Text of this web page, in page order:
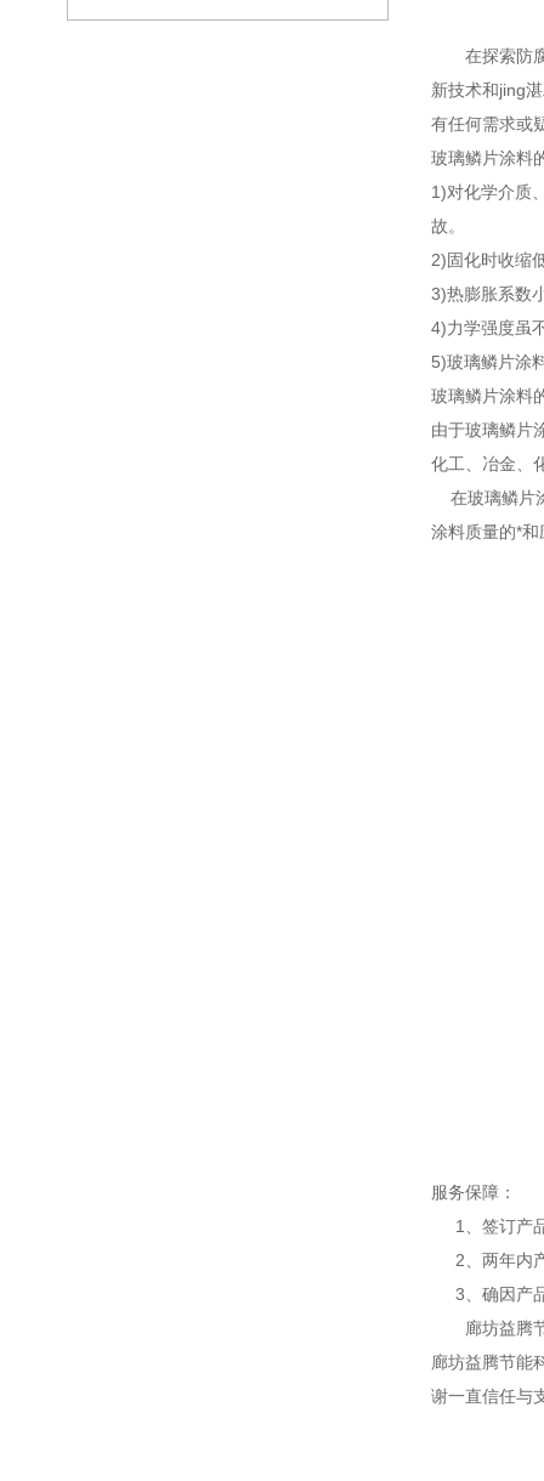
在探索防腐
新技术和jing
有任何需求或
玻璃鳞片涂料
1)对化学介质
故。
2)固化时收缩
3)热膨胀系数
4)力学强度虽
5)玻璃鳞片涂
玻璃鳞片涂料
由于玻璃鳞片
化工、冶金、
在玻璃鳞片
涂料质量的*
服务保障：
1、签订产
2、两年内产
3、确因产品
廊坊益腾节
廊坊益腾节能
谢一直信任与